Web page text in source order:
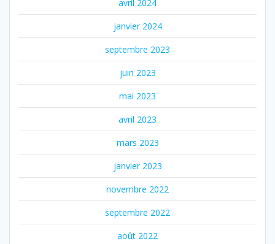
avril 2024
janvier 2024
septembre 2023
juin 2023
mai 2023
avril 2023
mars 2023
janvier 2023
novembre 2022
septembre 2022
août 2022